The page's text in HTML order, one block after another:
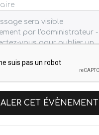
CET ÉVÈNEMENT